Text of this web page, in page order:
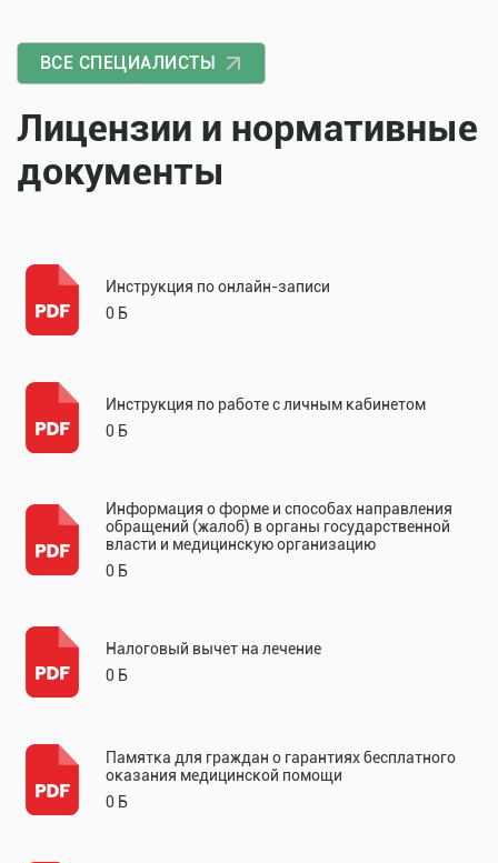
ВСЕ СПЕЦИАЛИСТЫ
Лицензии и нормативные
документы
Инструкция по онлайн-записи
0 Б
Инструкция по работе с личным кабинетом
0 Б
Информация о форме и способах направления
обращений (жалоб) в органы государственной
власти и медицинскую организацию
0 Б
Налоговый вычет на лечение
0 Б
Памятка для граждан о гарантиях бесплатного
оказания медицинской помощи
0 Б